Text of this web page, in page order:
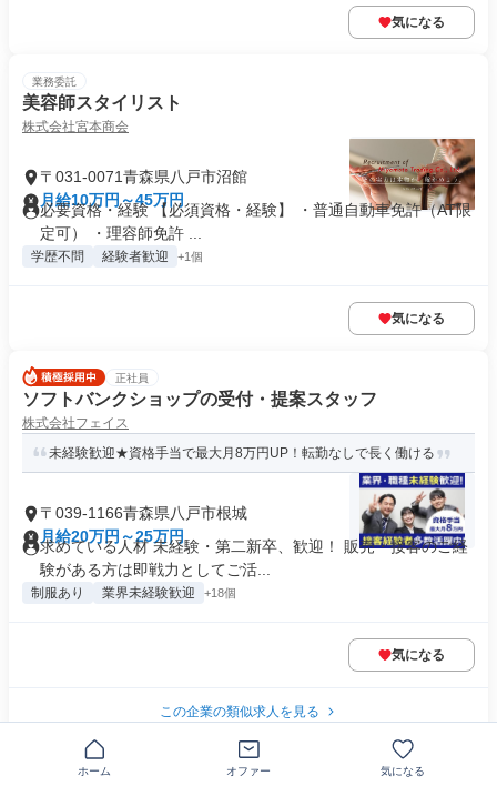
気になる
業務委託
美容師スタイリスト
株式会社宮本商会
〒031-0071青森県八戸市沼館
月給10万円～45万円
必要資格・経験 【必須資格・経験】 ・普通自動車免許（AT限
定可） ・理容師免許 ...
学歴不問 経験者歓迎 +1個
気になる
正社員
ソフトバンクショップの受付・提案スタッフ
株式会社フェイス
未経験歓迎★資格手当で最大月8万円UP！転勤なしで長く働ける
〒039-1166青森県八戸市根城
月給20万円～25万円
求めている人材 未経験・第二新卒、歓迎！ 販売・接客のご経
験がある方は即戦力としてご活...
制服あり 業界未経験歓迎 +18個
気になる
この企業の類似求人を見る
ホーム オファー 気になる